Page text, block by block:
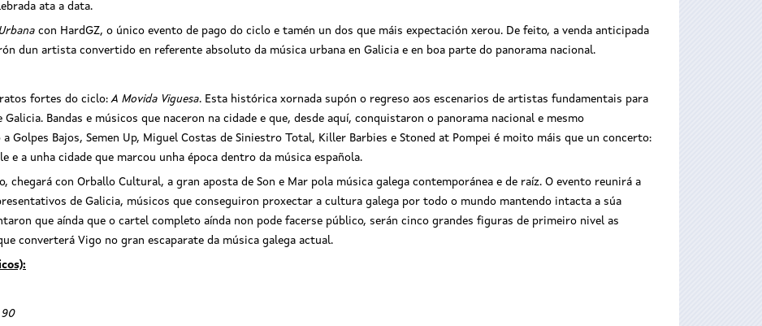
ata a data.
con HardGZ, o único evento de pago do ciclo e tamén un dos que máis expectación xerou. De feito, a venda anticipada
dun artista convertido en referente absoluto da música urbana en Galicia e en boa parte do panorama nacional.
fortes do ciclo:A Movida Viguesa. Esta histórica xornada supón o regreso aos escenarios de artistas fundamentais para
Bandas e músicos que naceron na cidade e que, desde aquí, conquistaron o panorama nacional e mesmo
Golpes Bajos, Semen Up, Miguel Costas de Siniestro Total, Killer Barbies e Stoned at Pompei é moito máis que un concerto:
e a unha cidade que marcou unha época dentro da música española.
chegará con Orballo Cultural, a gran aposta de Son e Mar pola música galega contemporánea e de raíz. O evento reunirá a
de Galicia, músicos que conseguiron proxectar a cultura galega por todo o mundo mantendo intacta a súa
que aínda que o cartel completo aínda non pode facerse público, serán cinco grandes figuras de primeiro nivel as
converterá Vigo no gran escaparate da música galega actual.
90